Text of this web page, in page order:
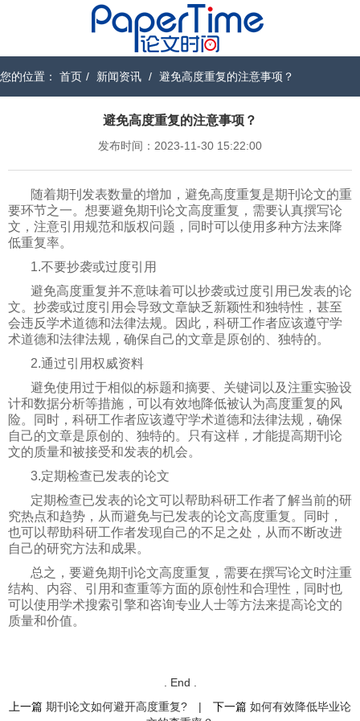
您的位置： 首页 / 新闻资讯 / 避免高度重复的注意事项？
避免高度重复的注意事项？
发布时间：2023-11-30 15:22:00
随着期刊发表数量的增加，避免高度重复是期刊论文的重
要环节之一。想要避免期刊论文高度重复，需要认真撰写论
文，注意引用规范和版权问题，同时可以使用多种方法来降
低重复率。
1.不要抄袭或过度引用
避免高度重复并不意味着可以抄袭或过度引用已发表的论
文。抄袭或过度引用会导致文章缺乏新颖性和独特性，甚至
会违反学术道德和法律法规。因此，科研工作者应该遵守学
术道德和法律法规，确保自己的文章是原创的、独特的。
2.通过引用权威资料
避免使用过于相似的标题和摘要、关键词以及注重实验设
计和数据分析等措施，可以有效地降低被认为高度重复的风
险。同时，科研工作者应该遵守学术道德和法律法规，确保
自己的文章是原创的、独特的。只有这样，才能提高期刊论
文的质量和被接受和发表的机会。
3.定期检查已发表的论文
定期检查已发表的论文可以帮助科研工作者了解当前的研
究热点和趋势，从而避免与已发表的论文高度重复。同时，
也可以帮助科研工作者发现自己的不足之处，从而不断改进
自己的研究方法和成果。
总之，要避免期刊论文高度重复，需要在撰写论文时注重
结构、内容、引用和查重等方面的原创性和合理性，同时也
可以使用学术搜索引擎和咨询专业人士等方法来提高论文的
质量和价值。
. End .
上一篇 期刊论文如何避开高度重复? | 下一篇 如何有效降低毕业论